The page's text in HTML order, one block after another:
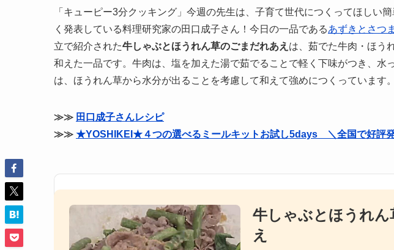
「キューピー3分クッキング」今週の先生は、子育て世代につくってほしい
く発表している料理研究家の田口成子さん！今日の一品であるあずきとさつ
立で紹介された牛しゃぶとほうれん草のごまだれあえ は、茹でた牛肉・ほう
和えた一品です。牛肉は、塩を加えた湯で茹でることで軽く下味がつき、水
は、ほうれん草から水分が出ることを考慮して和えて強めにつくっています。
≫≫ 田口成子さんレシピ
≫≫ ★YOSHIKEI★４つの選べるミールキットお試し5days ＼全国で好評
牛しゃぶとほうれ
え